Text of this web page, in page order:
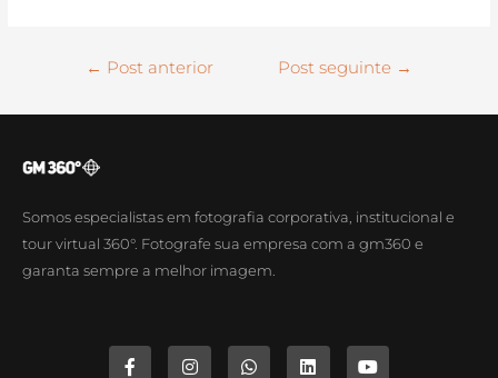
← Post anterior Post seguinte →
Somos especialistas em fotografia corporativa, institucional e
tour virtual 360°. Fotografe sua empresa com a gm360 e
garanta sempre a melhor imagem.